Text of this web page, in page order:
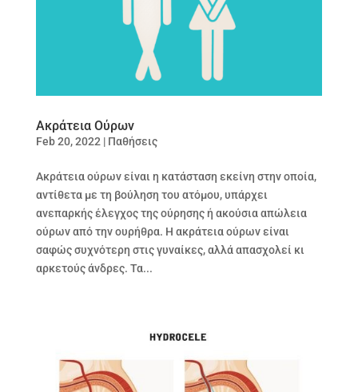
Ακράτεια Ούρων
Feb 20, 2022 | Παθήσεις
Ακράτεια ούρων είναι η κατάσταση εκείνη στην οποία,
αντίθετα με τη βούληση του ατόμου, υπάρχει
ανεπαρκής έλεγχος της ούρησης ή ακούσια απώλεια
ούρων από την ουρήθρα. Η ακράτεια ούρων είναι
σαφώς συχνότερη στις γυναίκες, αλλά απασχολεί κι
αρκετούς άνδρες. Τα...